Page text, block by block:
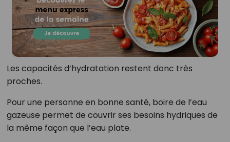
Les capacités d’hydratation restent donc très
proches.
Pour une personne en bonne santé, boire de l’eau
gazeuse permet de couvrir ses besoins hydriques de
la même façon que l’eau plate.